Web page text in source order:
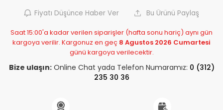
Fiyatı Düşünce Haber Ver Bu Ürünü Paylaş
Saat 15:00'a kadar verilen siparişler (hafta sonu hariç) aynı gün
kargoya verilir. Kargonuz en geç 8 Agustos 2026 Cumartesi
günü kargoya verilecektir.
Bize ulaşın:Online Chat yada Telefon Numaramız: 0 (312)
235 30 36